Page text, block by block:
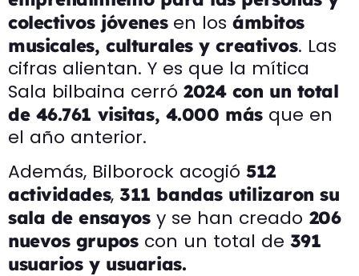
colectivos jóvenesen losámbitos
musicales, culturales y creativos. Las
cifras alientan. Y es que la mítica
Sala bilbaina cerró 2024 con un total
de 46.761 visitas, 4.000 másque en
el año anterior.
Además, Bilborock acogió 512
actividades,311 bandas utilizaron su
sala de ensayos y se han creado 206
nuevos grupos con un total de 391
usuarios y usuarias.